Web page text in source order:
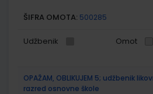
ŠIFRA OMOTA: 500285
Udžbenik Omot
OPAŽAM, OBLIKUJEM 5; udžbenik
razred osnovne škole